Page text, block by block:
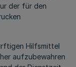
der für den
Hilfsmittel
aufzubewahren